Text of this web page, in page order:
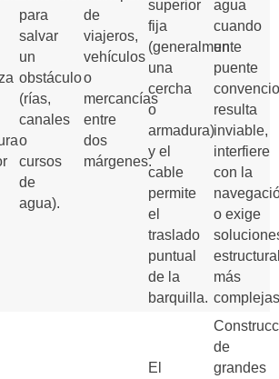
para
salvar
un
obstáculo
(rías,
canales
o
cursos
de
agua).
de
viajeros,
vehículos
o
mercancías
entre
dos
márgenes.
superior
fija
(generalmente
una
cercha
o
armadura)
y el
cable
permite
el
traslado
puntual
de la
barquilla.
agua
cuando
un
puente
resulta
inviable,
interfiere
con la
o exige
más
El
de
grandes